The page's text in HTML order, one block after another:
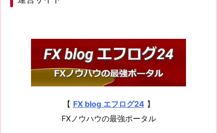
【 FX blog エフログ24 】
FXノウハウの最強ポータル